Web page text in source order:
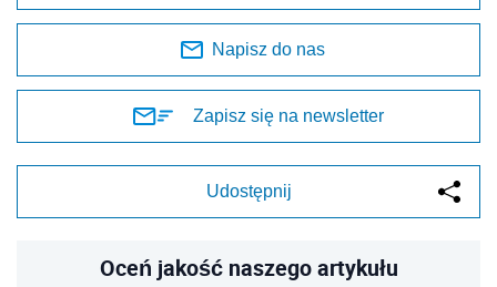
Napisz do nas
Zapisz się na newsletter
Udostępnij
Oceń jakość naszego artykułu